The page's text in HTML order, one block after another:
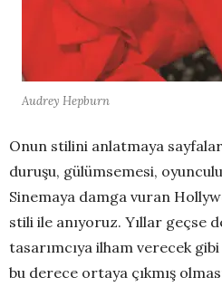
Audrey Hepburn
Onun stilini anlatmaya
duruşu, gülümsemesi,
Sinemaya damga vuran
stili ile anıyoruz. Yıllar geçse
tasarımcıya ilham verecek
bu derece ortaya çıkmış